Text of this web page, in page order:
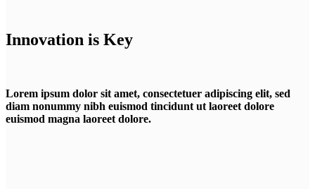
Innovation is Key
Lorem ipsum dolor sit amet, consectetuer adipiscing elit, sed
diam nonummy nibh euismod tincidunt ut laoreet dolore
euismod magna laoreet dolore.